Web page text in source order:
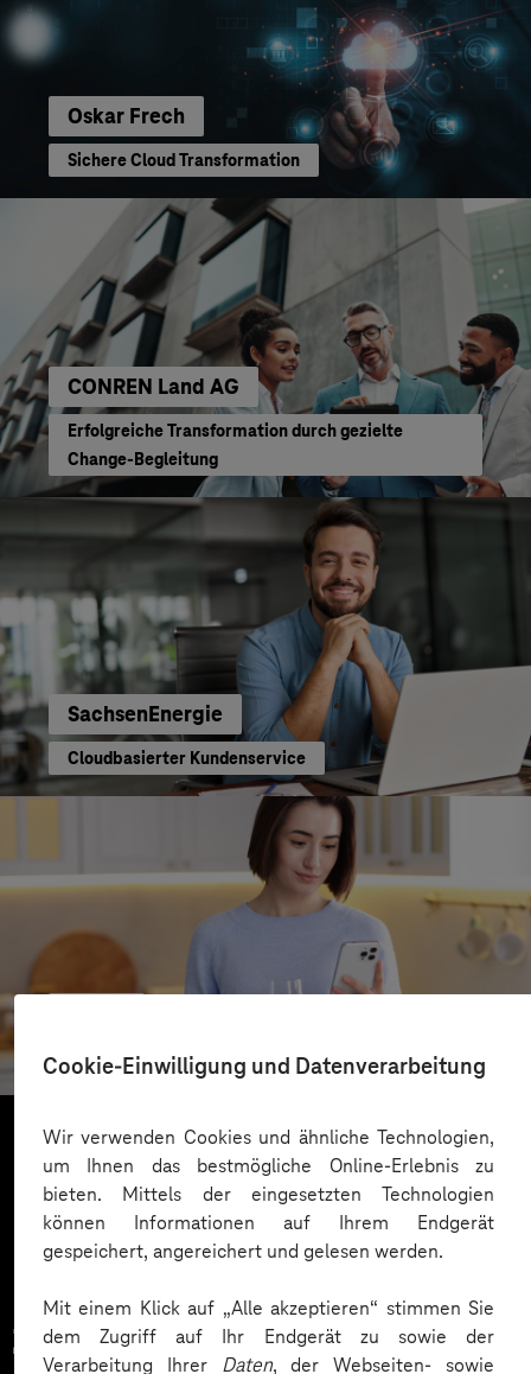
Cookie-Einwilligung und Datenverarbeitung
Wir verwenden Cookies und ähnliche Technologien,
um Ihnen das bestmögliche Online-Erlebnis zu
bieten. Mittels der eingesetzten Technologien
können Informationen auf Ihrem Endgerät
gespeichert, angereichert und gelesen werden.
Mit einem Klick auf „Alle akzeptieren“ stimmen Sie
dem Zugriff auf Ihr Endgerät zu sowie der
Verarbeitung Ihrer Daten, der Webseiten- sowie
Oskar Frech
Sichere Cloud Transformation
CONREN Land AG
Erfolgreiche Transformation durch gezielte
Change-Begleitung
SachsenEnergie
Cloudbasierter Kundenservice
Cloudbasierter Kundenservice
Mehr laden
Zahlreiche Unternehmen